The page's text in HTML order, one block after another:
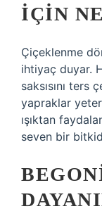
IÇIN
Çiçeklenme
ihtiyaç duyar.
saksısını ters
yapraklar
ışıktan
seven bir